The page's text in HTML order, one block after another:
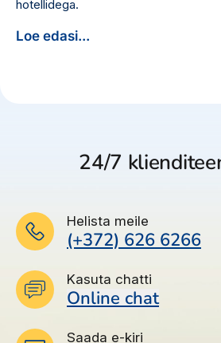
hotellidega.
Loe edasi...
24/7
Helista meile
(+372) 626 6266
Kasuta chatti
Online chat
Saada e-kiri